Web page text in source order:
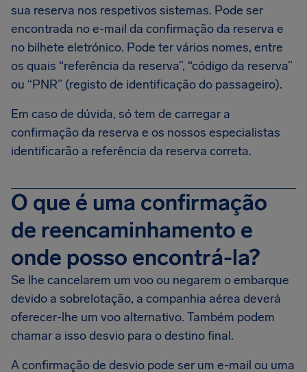
sua reserva nos respetivos sistemas. Pode ser
encontrada no e-mail da confirmação da reserva e
no bilhete eletrónico. Pode ter vários nomes, entre
os quais “referência da reserva”, “código da reserva”
ou “PNR” (registo de identificação do passageiro).
Em caso de dúvida, só tem de carregar a
confirmação da reserva e os nossos especialistas
identificarão a referência da reserva correta.
O que é uma confirmação
de reencaminhamento e
onde posso encontrá-la?
Se lhe cancelarem um voo ou negarem o embarque
devido a sobrelotação, a companhia aérea deverá
oferecer-lhe um voo alternativo. Também podem
chamar a isso desvio para o destino final.
A confirmação de desvio pode ser um e-mail ou uma